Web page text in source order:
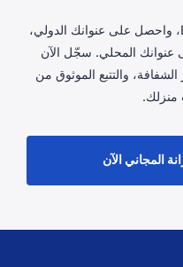
أنشئ حسابك المجاني مع Boxit4me، واحصل على عنوانك الدولي،
عنوانك المحلي. سجّل الآن
والتتبع الموثوق من
منزلك.
المجاني الآن